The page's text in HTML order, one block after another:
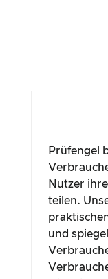
Prüfengel
Nutzer
teilen.
und